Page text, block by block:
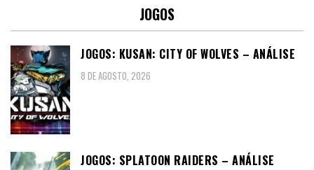
JOGOS
JOGOS: KUSAN: CITY OF WOLVES – ANÁLISE
8 DE AGOSTO, 2026
JOGOS: SPLATOON RAIDERS – ANÁLISE